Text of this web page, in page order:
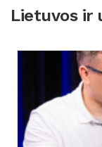
Lietuvos ir